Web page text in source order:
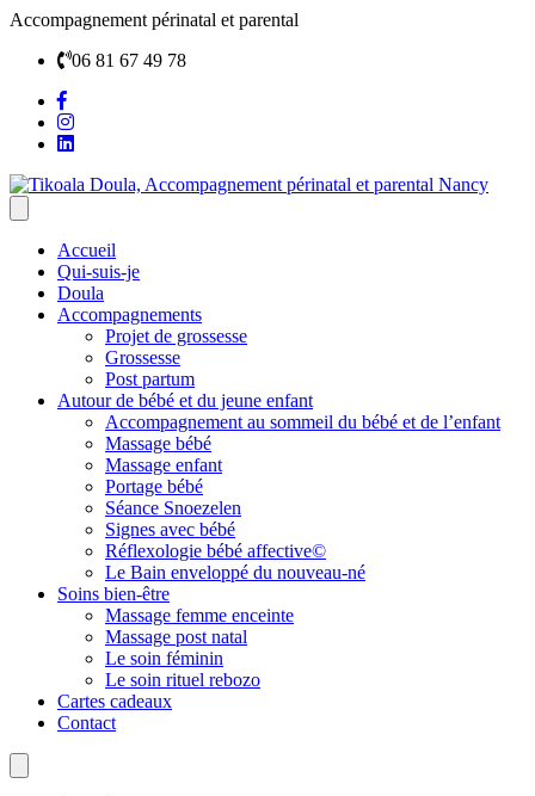
Accompagnement périnatal et parental
06 81 67 49 78
Accueil
Qui-suis-je
Doula
Accompagnements
Projet de grossesse
Grossesse
Post partum
Autour de bébé et du jeune enfant
Accompagnement au sommeil du bébé et de l’enfant
Massage bébé
Massage enfant
Portage bébé
Séance Snoezelen
Signes avec bébé
Réflexologie bébé affective©
Le Bain enveloppé du nouveau-né
Soins bien-être
Massage femme enceinte
Massage post natal
Le soin féminin
Le soin rituel rebozo
Cartes cadeaux
Contact